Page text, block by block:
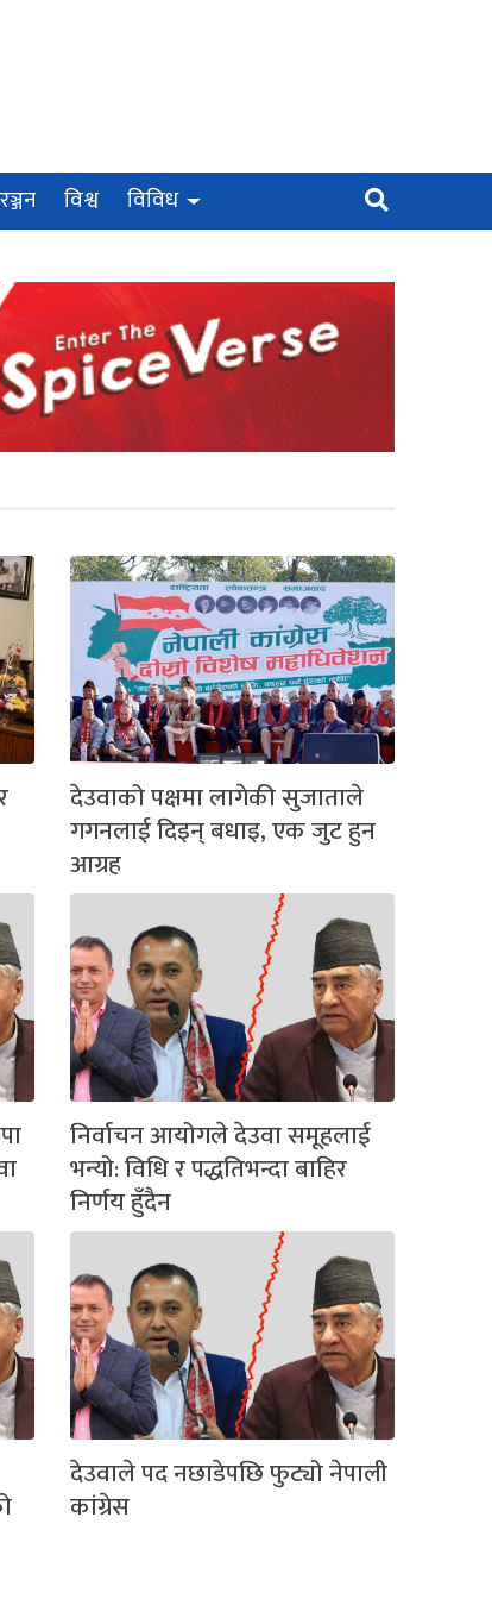
विश्व विविध
देउवाको पक्षमा लागेकी सुजाताले
गगनलाई दिइन् बधाइ, एक जुट हुन
आग्रह
निर्वाचन आयोगले देउवा समूहलाई
भन्यो: विधि र पद्धतिभन्दा बाहिर
निर्णय हुँदैन
देउवाले पद नछाडेपछि फुट्यो नेपाली
कांग्रेस